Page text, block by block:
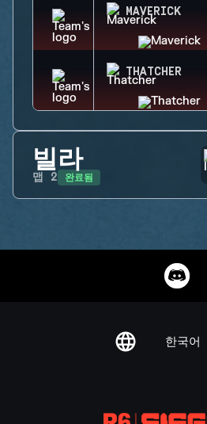
MAVERICK
THATCHER
빌라
맵 2 완료됨
한국어